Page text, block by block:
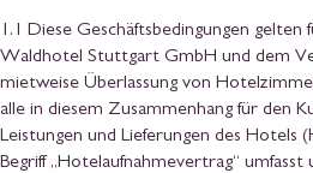
1.1 Diese Geschäftsbedingungen
Waldhotel Stuttgart GmbH und dem
mietweise Überlassung von
alle in diesem Zusammenhang für den
Leistungen und Lieferungen des Hotels
Begriff „Hotelaufnahmevertrag“